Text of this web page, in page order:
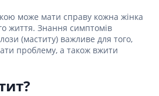
може мати справу кожна жінка
життя. Знання симптомів
(маститу) важливе для того,
проблему, а також вжити